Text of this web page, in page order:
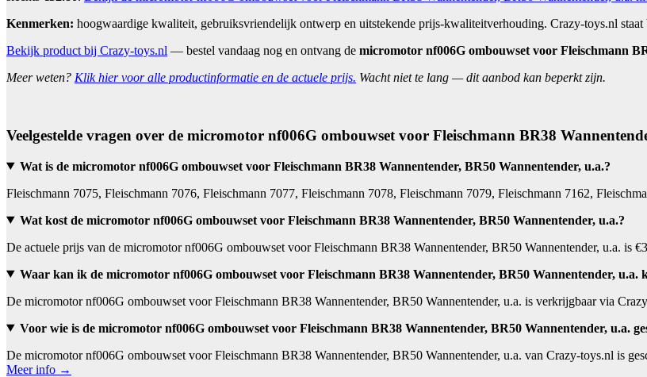
Kenmerken: hoogwaardige kwaliteit, gebruiksvriendelijk ontwerp en uitstekende prijs-kwaliteitverhouding. Crazy-toys.nl
Bekijk product bij Crazy-toys.nl — bestel vandaag nog en ontvang de micromotor nf006G ombouwset voor Fleischmann
Meer weten? Klik hier voor alle productinformatie en de actuele prijs. Wacht niet te lang — dit aanbod kan beperkt zijn.
Veelgestelde vragen over de micromotor nf006G ombouwset voor Fleischmann BR38
Wat is de micromotor nf006G ombouwset voor Fleischmann BR38 Wannentender, BR50 Wannentender, u.a.?
Fleischmann 7075, Fleischmann 7076, Fleischmann 7077, Fleischmann 7078, Fleischmann 7079, Fleischmann 7162,
Wat kost de micromotor nf006G ombouwset voor Fleischmann BR38 Wannentender, BR50 Wannentender, u.a.?
De actuele prijs van de micromotor nf006G ombouwset voor Fleischmann BR38 Wannentender, BR50 Wannentender, u.a. is
Waar kan ik de micromotor nf006G ombouwset voor Fleischmann BR38 Wannentender, BR50 Wannentender, u.a.
De micromotor nf006G ombouwset voor Fleischmann BR38 Wannentender, BR50 Wannentender, u.a. is verkrijgbaar via
Voor wie is de micromotor nf006G ombouwset voor Fleischmann BR38 Wannentender, BR50 Wannentender, u.a.
De micromotor nf006G ombouwset voor Fleischmann BR38 Wannentender, BR50 Wannentender, u.a. van Crazy-toys.nl is
Meer info →